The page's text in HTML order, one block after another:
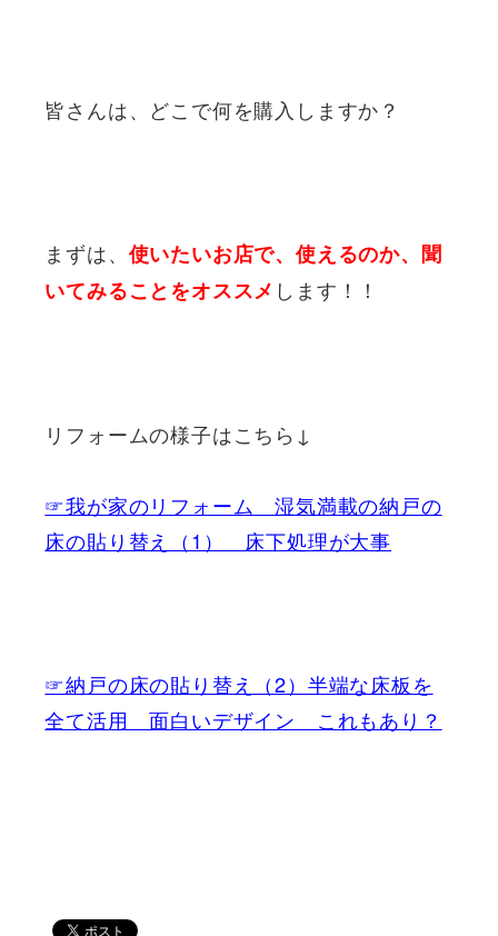
皆さんは、どこで何を購入しますか？
まずは、 使いたいお店で、使えるのか、聞
いてみることをオススメ します！！
リフォームの様子はこちら↓
☞我が家のリフォーム 湿気満載の納戸の
床の貼り替え（1） 床下処理が大事
☞納戸の床の貼り替え（2）半端な床板を
全て活用 面白いデザイン これもあり？